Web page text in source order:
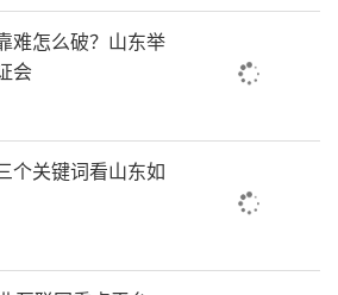
安排，学校依据校情、学情
化、个性化课间活动，引导
时间走出教室，室外放松休
量活动；学校尽最大限度提
场所，如提供篮球场、足球
技长廊、解压墙等实践体验
多样、活泼有趣的课间活动
难怎么破？山东举
会
个关键词看山东如